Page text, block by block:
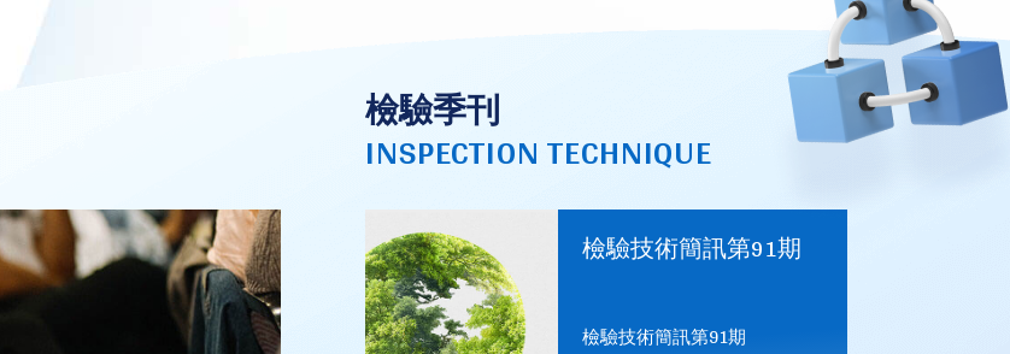
檢驗季刊
INSPECTION TECHNIQUE
檢驗技術簡訊第91期
檢驗技術簡訊第91期